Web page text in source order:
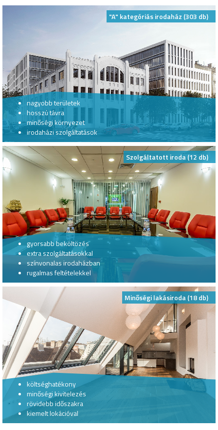
"A" kategóriás irodaház (303 db)
nagyobb területek
hosszú távra
minőségi környezet
irodaházi szolgáltatások
Szolgáltatott iroda (12 db)
gyorsabb beköltözés
extra szolgáltatásokkal
színvonalas irodaházban
rugalmas feltételekkel
Minőségi lakásiroda (18 db)
költséghatékony
minőségi kivitelezés
rövidebb időszakra
kiemelt lokációval